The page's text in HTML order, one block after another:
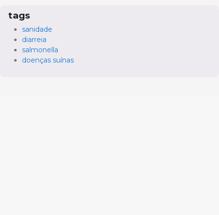
tags
sanidade
diarreia
salmonella
doenças suínas